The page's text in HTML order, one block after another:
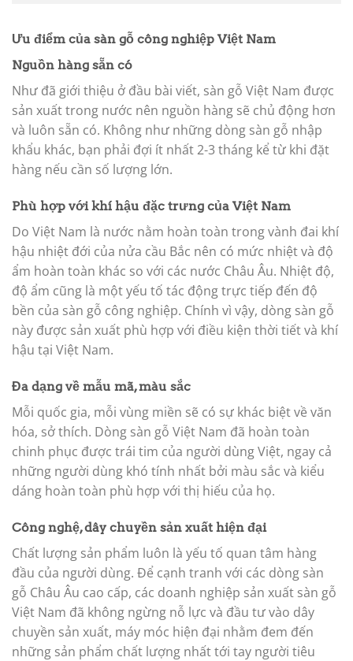
Ưu điểm của sàn gỗ công nghiệp Việt Nam
Nguồn hàng sẵn có
Như đã giới thiệu ở đầu bài viết, sàn gỗ Việt Nam được
sản xuất trong nước nên nguồn hàng sẽ chủ động hơn
và luôn sẵn có. Không như những dòng sàn gỗ nhập
khẩu khác, bạn phải đợi ít nhất 2-3 tháng kể từ khi đặt
hàng nếu cần số lượng lớn.
Phù hợp với khí hậu đặc trưng của Việt Nam
Do Việt Nam là nước nằm hoàn toàn trong vành đai khí
hậu nhiệt đới của nửa cầu Bắc nên có mức nhiệt và độ
ẩm hoàn toàn khác so với các nước Châu Âu. Nhiệt độ,
độ ẩm cũng là một yếu tố tác động trực tiếp đến độ
bền của sàn gỗ công nghiệp. Chính vì vậy, dòng sàn gỗ
này được sản xuất phù hợp với điều kiện thời tiết và khí
hậu tại Việt Nam.
Đa dạng về mẫu mã, màu sắc
Mỗi quốc gia, mỗi vùng miền sẽ có sự khác biệt về văn
hóa, sở thích. Dòng sàn gỗ Việt Nam đã hoàn toàn
chinh phục được trái tim của người dùng Việt, ngay cả
những người dùng khó tính nhất bởi màu sắc và kiểu
dáng hoàn toàn phù hợp với thị hiếu của họ.
Công nghệ, dây chuyền sản xuất hiện đại
Chất lượng sản phẩm luôn là yếu tố quan tâm hàng
đầu của người dùng. Để cạnh tranh với các dòng sàn
gỗ Châu Âu cao cấp, các doanh nghiệp sản xuất sàn gỗ
Việt Nam đã không ngừng nỗ lực và đầu tư vào dây
chuyền sản xuất, máy móc hiện đại nhằm đem đến
những sản phẩm chất lượng nhất tới tay người tiêu